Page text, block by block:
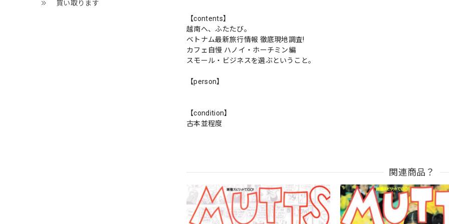
買い取ります
【contents】
越南へ、ふたたび。
ベトナム最新旅行情報 徹底現地調査!
カフェ自慢 ハノイ・ホーチミン編
スモール・ビジネスを選ぶということ。
【person】
【condition】
古本並程度
関連商品？